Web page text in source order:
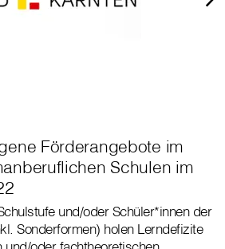
Förderangebote im
Schulen im
und/oder Schüler*innen der
Sonderformen) holen Lerndefizite